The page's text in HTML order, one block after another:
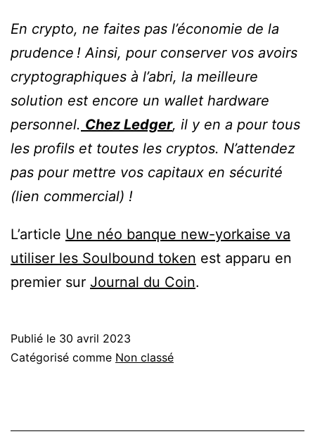
En crypto, ne faites pas l’économie de la
prudence ! Ainsi, pour conserver vos avoirs
cryptographiques à l’abri, la meilleure
solution est encore un wallet hardware
personnel. Chez Ledger, il y en a pour tous
les profils et toutes les cryptos. N’attendez
pas pour mettre vos capitaux en sécurité
(lien commercial) !
L’article Une néo banque new-yorkaise va
utiliser les Soulbound token est apparu en
premier sur Journal du Coin.
Publié le 30 avril 2023
Catégorisé comme Non classé